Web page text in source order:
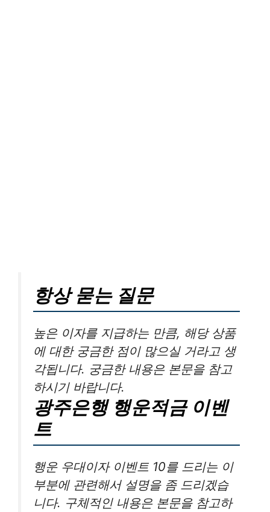
항상 묻는 질문
높은 이자를 지급하는 만큼, 해당 상품
에 대한 궁금한 점이 많으실 거라고 생
각됩니다. 궁금한 내용은 본문을 참고
하시기 바랍니다.
광주은행 행운적금 이벤
트
행운 우대이자 이벤트 10를 드리는 이
부분에 관련해서 설명을 좀 드리겠습
니다. 구체적인 내용은 본문을 참고하